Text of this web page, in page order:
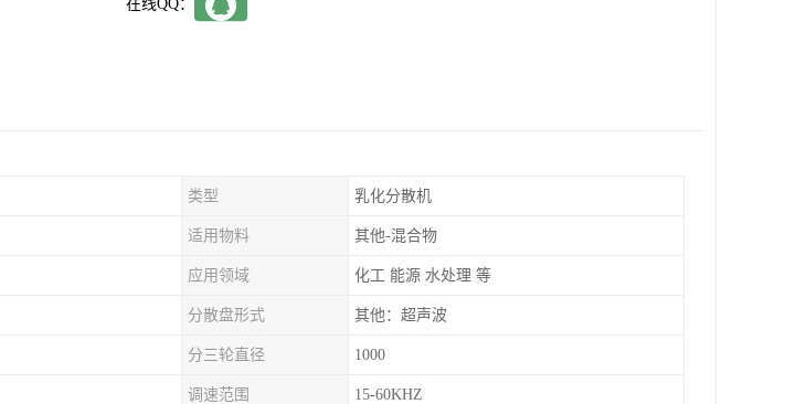
在线QQ：
类型 乳化分散机
适用物料 其他-混合物
应用领域 化工 能源 水处理 等
分散盘形式 其他：超声波
分三轮直径 1000
调速范围 15-60KHZ